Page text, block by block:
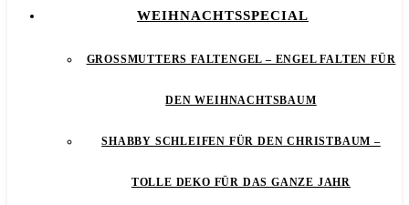
WEIHNACHTSSPECIAL
GROSSMUTTERS FALTENGEL – ENGEL FALTEN FÜR D
EN WEIHNACHTSBAUM
SHABBY SCHLEIFEN FÜR DEN CHRISTBAUM –
TOLLE DEKO FÜR DAS GANZE JAHR